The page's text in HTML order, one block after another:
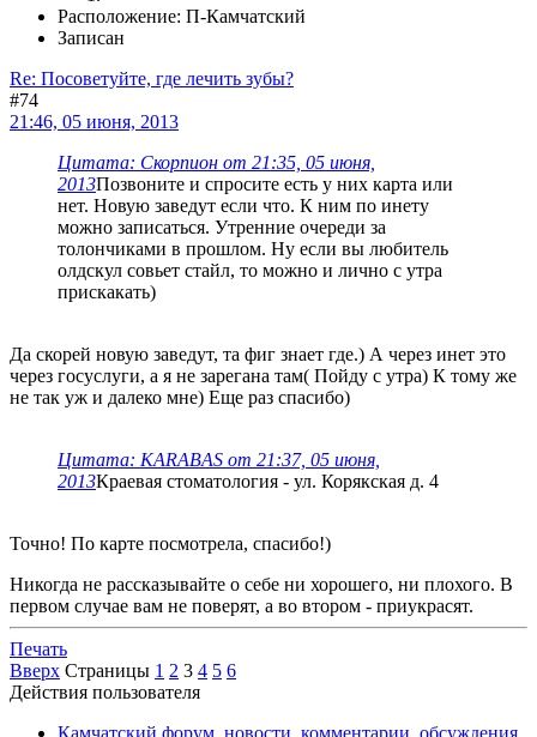
Расположение: П-Камчатский
Записан
Re: Посоветуйте, где лечить зубы?
#74
21:46, 05 июня, 2013
Цитата: Скорпион от 21:35, 05 июня,
2013Позвоните и спросите есть у них карта или
нет. Новую заведут если что. К ним по инету
можно записаться. Утренние очереди за
толончиками в прошлом. Ну если вы любитель
олдскул совьет стайл, то можно и лично с утра
прискакать)
Да скорей новую заведут, та фиг знает где.) А через инет это
через госуслуги, а я не зарегана там( Пойду с утра) К тому же
не так уж и далеко мне) Еще раз спасибо)
Цитата: KARABAS от 21:37, 05 июня,
2013Краевая стоматология - ул. Корякская д. 4
Точно! По карте посмотрела, спасибо!)
Никогда не рассказывайте о себе ни хорошего, ни плохого. В
первом случае вам не поверят, а во втором - приукрасят.
Печать
Вверх Страницы 1 2 3 4 5 6
Действия пользователя
Камчатский форум, новости, комментарии, обсуждения